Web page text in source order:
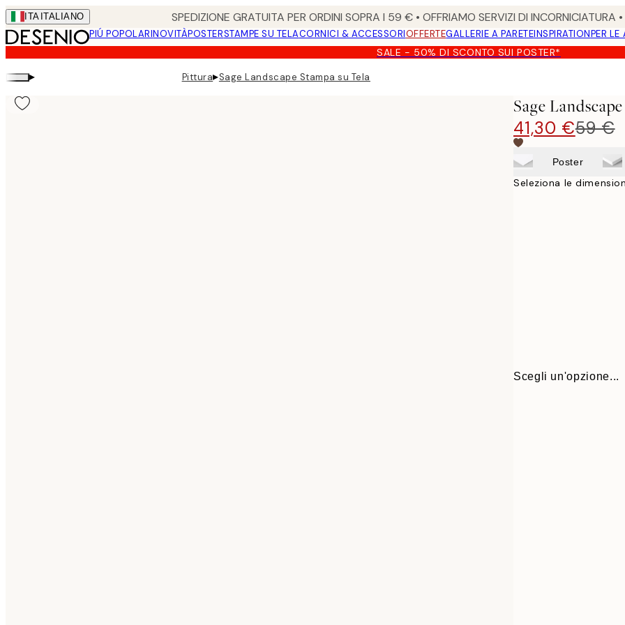
Skip
to
main
content.
ITA ITALIANO SPEDIZIONE GRATUITA PER ORDINI SOPRA I 59 € • OFFRIAMO SERVIZI DI
PIÚ POPOLARINOVITÀPOSTERSTAMPE SU TELACORNICI & ACCESSORIOFFERTEGALLERIE A PARETEINSPIRATIONPER LE
SALE - 50% DI SCONTO SUI POSTER*
▸ Pittura▸Sage Landscape Stampa su Tela
Sage
41,30 €59 €
Poster
Seleziona le
Scegli un'opzione...